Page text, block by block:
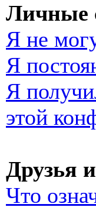
Личные
Я не
Я
Я
этой
Друзья
Что